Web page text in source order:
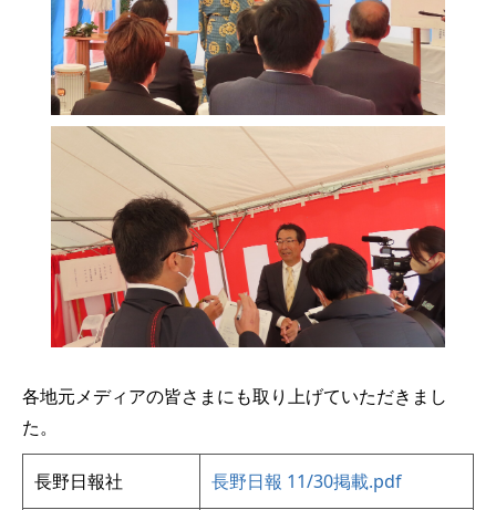
各地元メディアの皆さまにも取り上げていただきまし
た。
長野日報社 長野日報 11/30掲載.pdf